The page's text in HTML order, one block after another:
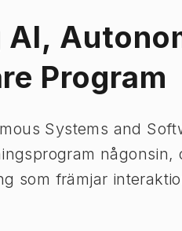
AI,
Program
Systems and
som främjar